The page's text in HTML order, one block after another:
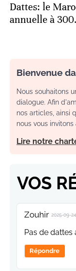
Dattes: le
annuelle à
Bienvenue
Nous souhaitons
dialogue. Afin
nos articles, ainsi
nous vous
Lire notre
VOS
Zouhir 2025-09-
Pas de dattes
Répondre